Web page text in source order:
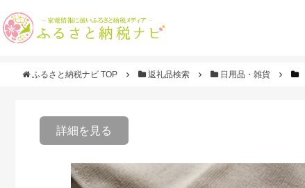
ふるさと納税ナビ TOP 返礼品検索 日用品・雑貨
詳細を見る